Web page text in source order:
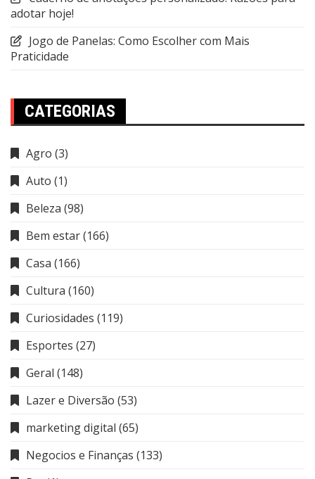
adotar hoje!
Jogo de Panelas: Como Escolher com Mais
Praticidade
CATEGORIAS
Agro (3)
Auto (1)
Beleza (98)
Bem estar(166)
Casa (166)
Cultura (160)
Curiosidades (119)
Esportes (27)
Geral (148)
Lazer e Diversão (53)
marketing digital (65)
Negocios e Finanças (133)